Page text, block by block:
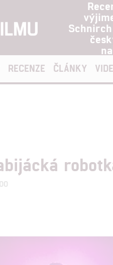
RECENZE ČLÁNKY